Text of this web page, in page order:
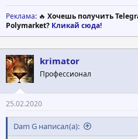
Реклама: 🔥 Хочешь получить
Polymarket? Кликай сюда!
krimator
Профессионал
25.02.2020
Dam G написал(а):